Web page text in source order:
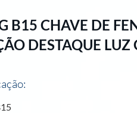
B15 CHAVE DE
DESTAQUE LUZ